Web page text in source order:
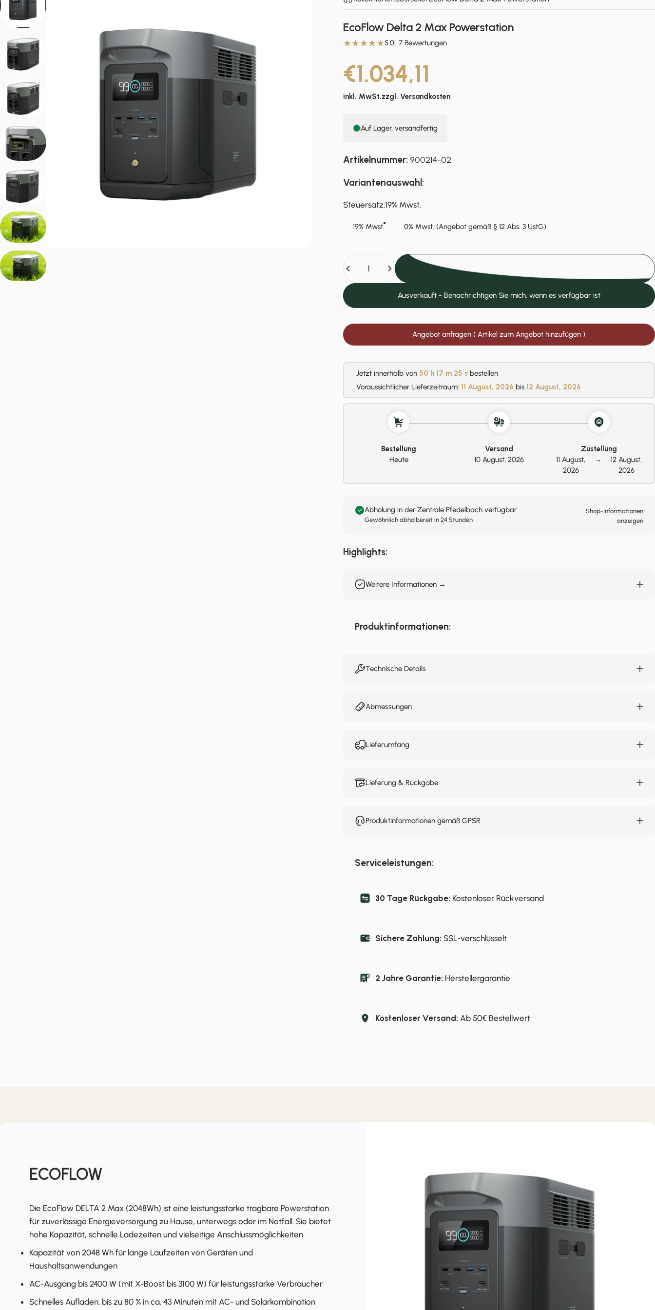
EcoFlow Delta 2 Max Powerstation
5.0 7 Bewertungen7 Bewertungen insgesamt
€1.034,11
inkl. MwSt.zzgl. Versandkosten
Auf Lager, versandfertig
Artikelnummer:900214-02
Variantenauswahl :
Steuersatz
Steuersatz:19% Mwst.
19% Mwst. 0% Mwst. (Angebot gemäß § 12 Abs. 3 UstG)
Ausverkauft - Benachrichtigen Sie mich, wenn es verfügbar ist
Angebot anfragen ( Artikel zum Angebot hinzufügen )
Jetzt innerhalb von 50 h 17 m 24 s bestellen
Voraussichtlicher Lieferzeitraum: 11 August, 2026 bis 12 August, 2026
Bestellung
Heute
Versand
10 August, 2026
Zustellung
11 August,
2026
→
12 August,
2026
Abholung in der Zentrale Pfedelbach verfügbar
Gewöhnlich abholbereit in 24 Stunden
Shop-Informationen
anzeigen
Highlights:
Weitere Informationen →
Produktinformationen:
Technische Details
Abmessungen
Lieferumfang
Lieferung & Rückgabe
Produktinformationen gemäß GPSR
Serviceleistungen:
30 Tage Rückgabe: Kostenloser Rückversand
Sichere Zahlung: SSL-verschlüsselt
2 Jahre Garantie: Herstellergarantie
Kostenloser Versand: Ab 50€ Bestellwert
ECOFLOW
Die EcoFlow DELTA 2 Max (2048Wh) ist eine leistungsstarke tragbare Powerstation
für zuverlässige Energieversorgung zu Hause, unterwegs oder im Notfall. Sie bietet
hohe Kapazität, schnelle Ladezeiten und vielseitige Anschlussmöglichkeiten.
Kapazität von 2048 Wh für lange Laufzeiten von Geräten und
Haushaltsanwendungen
AC-Ausgang bis 2400 W (mit X-Boost bis 3100 W) für leistungsstarke Verbraucher
Schnelles Aufladen: bis zu 80 % in ca. 43 Minuten mit AC- und Solarkombination